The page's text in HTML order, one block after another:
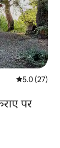
औसत रेटिंग 5
5.0 (27)
पर